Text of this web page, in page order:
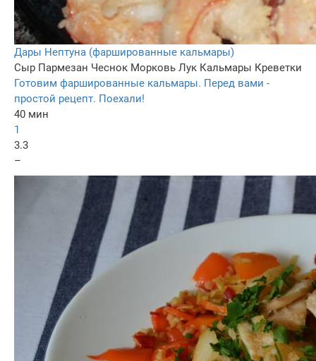
Дары Нептуна (фаршированные кальмары)
Сыр Пармезан Чеснок Морковь Лук Кальмары Креветки
Готовим фаршированные кальмары. Перед вами -
простой рецепт. Поехали!
40 мин
1
3.3
–